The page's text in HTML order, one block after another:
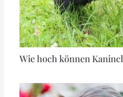
Wie hoch können